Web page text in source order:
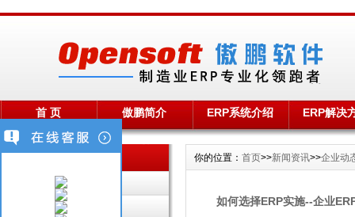
首 页 傲鹏简介 ERP系统介绍 ERP解决
企业动态
行业新闻
你的位置： 首页>>新闻资讯>>企业动
如何选择ERP实施--企业